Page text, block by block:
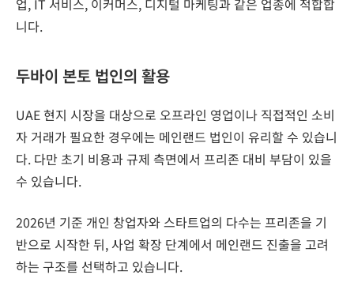
업, IT 서비스, 이커머스, 디지털 마케팅과 같은 업종에 적합합
니다.
두바이 본토 법인의 활용
UAE 현지 시장을 대상으로 오프라인 영업이나 직접적인 소비
자 거래가 필요한 경우에는 메인랜드 법인이 유리할 수 있습니
다. 다만 초기 비용과 규제 측면에서 프리존 대비 부담이 있을
수 있습니다.
2026년 기준 개인 창업자와 스타트업의 다수는 프리존을 기
반으로 시작한 뒤, 사업 확장 단계에서 메인랜드 진출을 고려
하는 구조를 선택하고 있습니다.